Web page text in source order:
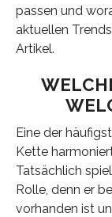
passen und
aktuellen
Artikel.
Eine der
Kette
Tatsächlich
Rolle, denn er
vorhanden ist